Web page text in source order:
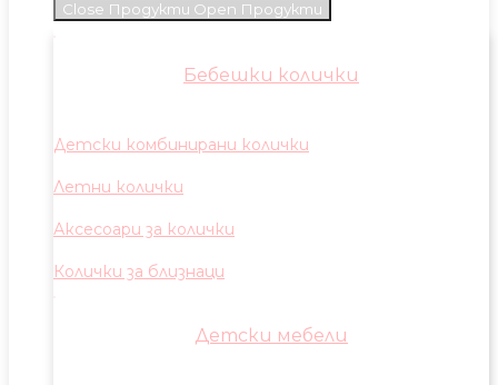
Close Продукти Open Продукти
Бебешки колички
Детски комбинирани колички
Летни колички
Аксесоари за колички
Колички за близнаци
Детски мебели